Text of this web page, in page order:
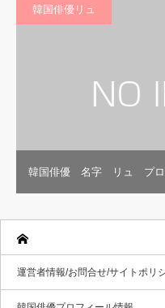
韓国俳優リュ
韓国俳優 名字 リュ プロ
運営者情報/お問合せ/サイトポリ